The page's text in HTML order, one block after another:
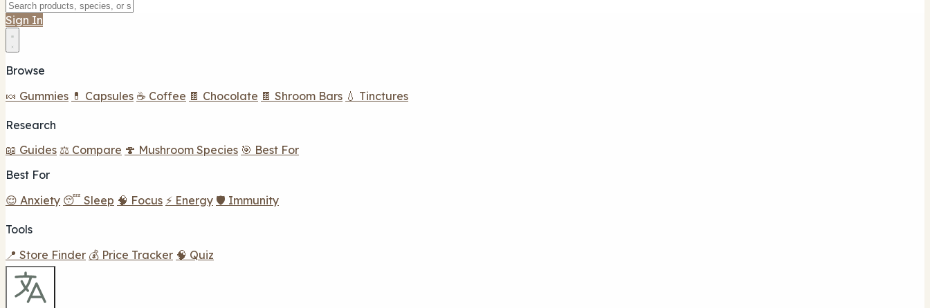
Sign In
Browse
🍬 Gummies 💊 Capsules ☕ Coffee 🍫 Chocolate 🍫 Shroom Bars 💧 Tinctures
Research
📖 Guides ⚖️ Compare 🍄 Mushroom Species 🎯 Best For
Best For
😌 Anxiety 😴 Sleep 🧠 Focus ⚡ Energy 🛡️ Immunity
Tools
📍 Store Finder 💰 Price Tracker 🧠 Quiz